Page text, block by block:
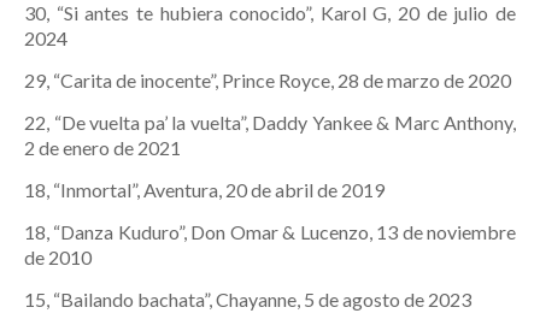
30, “Si antes te hubiera conocido”, Karol G, 20 de julio de
2024
29, “Carita de inocente”, Prince Royce, 28 de marzo de 2020
22, “De vuelta pa’ la vuelta”, Daddy Yankee & Marc Anthony,
2 de enero de 2021
18, “Inmortal”, Aventura, 20 de abril de 2019
18, “Danza Kuduro”, Don Omar & Lucenzo, 13 de noviembre
de 2010
15, “Bailando bachata”, Chayanne, 5 de agosto de 2023